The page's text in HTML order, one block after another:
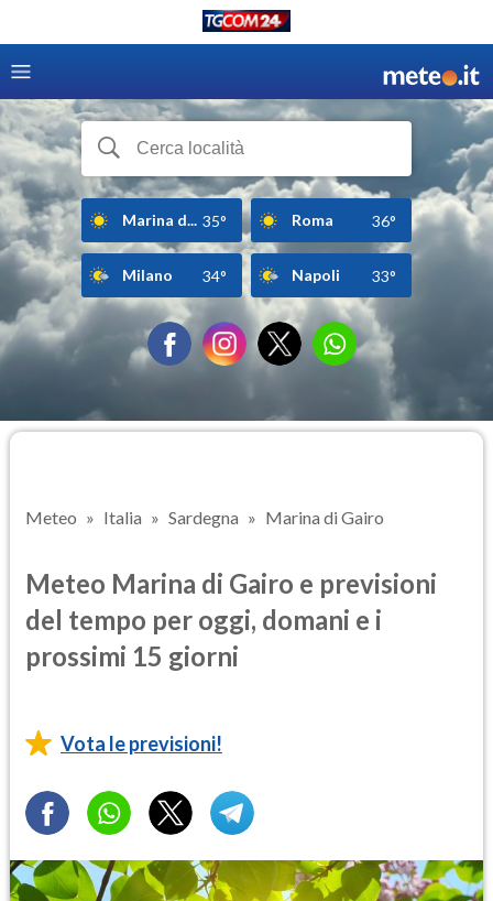
Marina d... 35° Roma 36°
Milano 34° Napoli 33°
Meteo Italia Sardegna Marina di Gairo
Meteo Marina di Gairo e previsioni
del tempo per oggi, domani e i
prossimi 15 giorni
Vota le previsioni!